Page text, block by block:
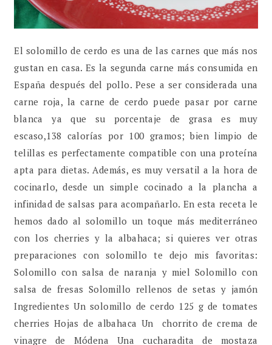
El solomillo de cerdo es una de las carnes que más nos
gustan en casa. Es la segunda carne más consumida en
España después del pollo. Pese a ser considerada una
carne roja, la carne de cerdo puede pasar por carne
blanca ya que su porcentaje de grasa es muy
escaso,138 calorías por 100 gramos; bien limpio de
telillas es perfectamente compatible con una proteína
apta para dietas. Además, es muy versatil a la hora de
cocinarlo, desde un simple cocinado a la plancha a
infinidad de salsas para acompañarlo. En esta receta le
hemos dado al solomillo un toque más mediterráneo
con los cherries y la albahaca; si quieres ver otras
preparaciones con solomillo te dejo mis favoritas:
Solomillo con salsa de naranja y miel Solomillo con
salsa de fresas Solomillo rellenos de setas y jamón
Ingredientes Un solomillo de cerdo 125 g de tomates
cherries Hojas de albahaca Un chorrito de crema de
vinagre de Módena Una cucharadita de mostaza